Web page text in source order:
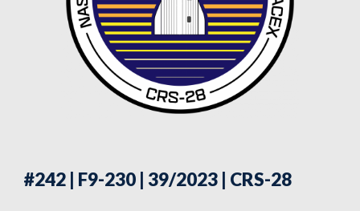
#242 | F9-230 | 39/2023 | CRS-28